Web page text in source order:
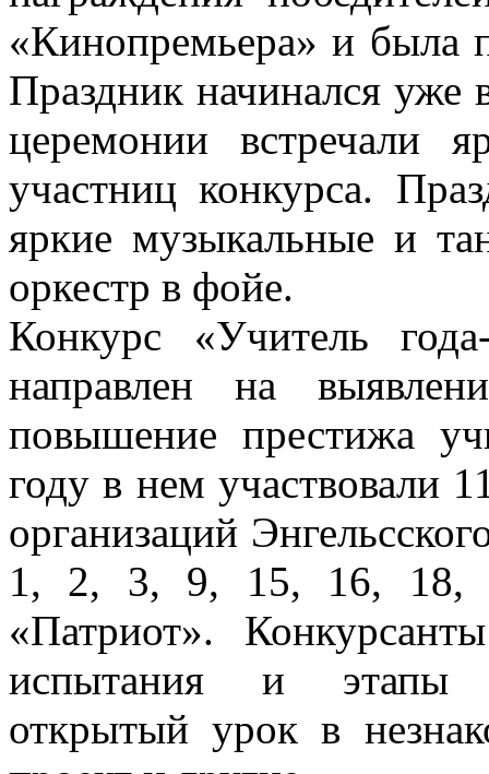
«Кинопремьера» и была
Праздник начинался
церемонии встречали
участниц конкурса.
яркие музыкальные и
оркестр в фойе.
Конкурс «Учитель
направлен на
повышение престижа
году в нем участвовали
организаций
1, 2, 3, 9, 15, 16, 18,
«Патриот».
испытания и этапы
открытый урок в